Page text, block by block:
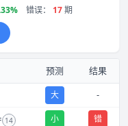
错误： 17期
预测 结果
大 -
14 小 错